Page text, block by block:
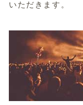
いただきます。